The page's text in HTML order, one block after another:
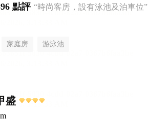
點評 “時尚客房，設有泳池及泊車位”
家庭房 游泳池
盛